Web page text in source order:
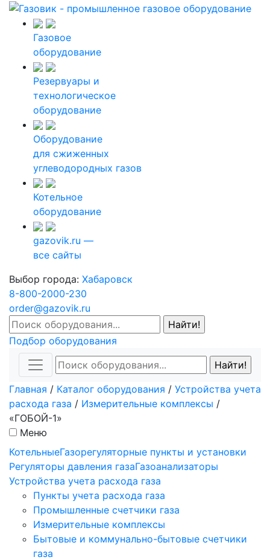
Газовое
оборудование
Резервуары и
технологическое
оборудование
Оборудование
для сжиженных
углеводородных газов
Котельное
оборудование
gazovik.ru —
все сайты
Выбор города: Хабаровск
8-800-2000-230
order@gazovik.ru
Подбор оборудования
Главная / Каталог оборудования / Устройства учета
расхода газа / Измерительные комплексы /
«ГОБОЙ-1»
Меню
КотельныеГазорегуляторные пункты и установки
Регуляторы давления газаГазоанализаторы
Устройства учета расхода газа
Пункты учета расхода газа
Промышленные счетчики газа
Измерительные комплексы
Бытовые и коммунально-бытовые счетчики
газа